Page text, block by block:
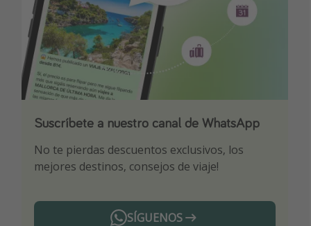
Suscríbete a nuestro canal de WhatsApp
No te pierdas descuentos exclusivos, los
mejores destinos, consejos de viaje!
SÍGUENOS
Descarga nuestra app
Sé el primero en reservar nuestros chollazos
¡Suscríbete a nuestro canal de Telegram!
¡Recibe las mejores ofertas seleccionadas para
ti por nuestros expertos en viajes
Telegram